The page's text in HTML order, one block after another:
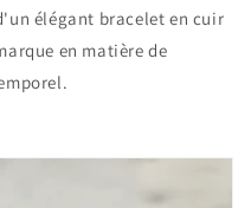
élégant bracelet en cuir
en matière de